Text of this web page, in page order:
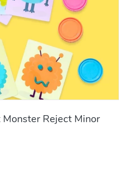
Reject Minor